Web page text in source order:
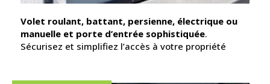
Volet roulant, battant, persienne, électrique ou
manuelle et porte d’entrée sophistiquée.
Sécurisez et simplifiez l’accès à votre propriété